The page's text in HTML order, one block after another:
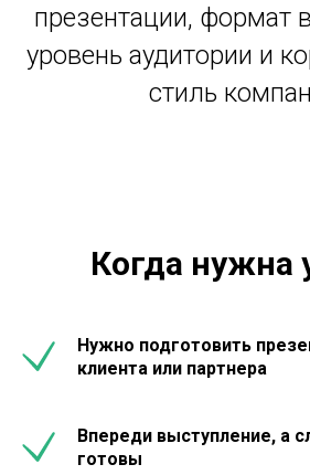
презентации, формат
уровень аудитории и
стиль
Когда нужна
Нужно подготовить
клиента или партнера
Впереди выступление, а
готовы